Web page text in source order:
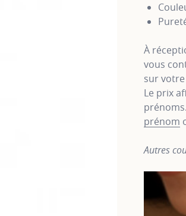
À
vous
sur
Le prix
prénom
Autres